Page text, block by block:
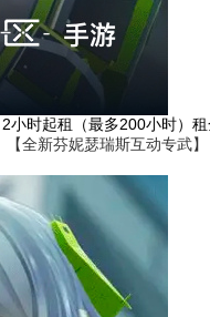
2小时起租（最多200小时）
【全新芬妮瑟瑞斯互动专武